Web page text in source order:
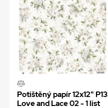
Potištěný papír 12x12" P13
Love and Lace 02 - 1 list